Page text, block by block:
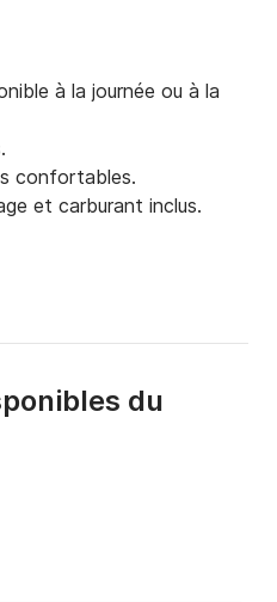
à la journée ou à la
confortables.
et carburant inclus.
1991 pour une
inclus pour une
la journée ou à la semaine
de 6 couchettes
votre aventure.
du